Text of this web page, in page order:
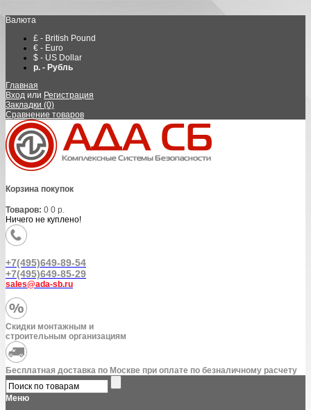
Валюта
£ - British Pound
€ - Euro
$ - US Dollar
р. - Рубль
Главная
Вход или Регистрация
Закладки (0)
Сравнение товаров
Корзина покупок
Товаров: 0 0 р.
Ничего не куплено!
+7(495)649-89-54
+7(495)649-85-29
sales@ada-sb.ru
Скидки монтажным и
строительным организациям
Бесплатная доставка по Москве при оплате по безналичному расчету
Меню